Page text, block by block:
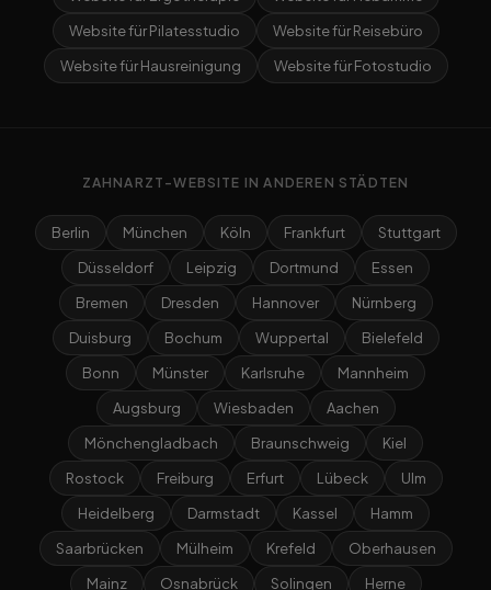
Website für Pilatesstudio
Website für Reisebüro
Website für Hausreinigung
Website für Fotostudio
ZAHNARZT-WEBSITE IN ANDEREN STÄDTEN
Berlin München Köln Frankfurt
Stuttgart
Düsseldorf
Leipzig Dortmund
Essen
Bremen
Dresden Hannover
Nürnberg
Duisburg
Bochum Wuppertal
Bielefeld
Bonn
Münster Karlsruhe
Mannheim
Augsburg
Wiesbaden
Aachen
Mönchengladbach
Braunschweig
Kiel
Rostock
Freiburg Erfurt Lübeck
Ulm
Heidelberg
Darmstadt Kassel
Hamm
Saarbrücken
Mülheim Krefeld
Oberhausen
Mainz
Osnabrück Solingen Herne